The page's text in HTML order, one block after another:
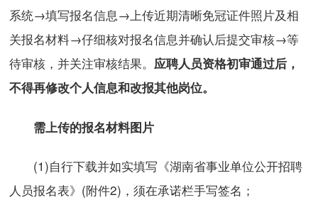
系统→填写报名信息→上传近期清晰免冠证件照片及相
关报名材料→仔细核对报名信息并确认后提交审核→等
待审核，并关注审核结果。 应聘人员资格初审通过后，
不得再修改个人信息和改报其他岗位。
需上传的报名材料图片
(1)自行下载并如实填写《湖南省事业单位公开招聘
人员报名表》(附件2)，须在承诺栏手写签名；